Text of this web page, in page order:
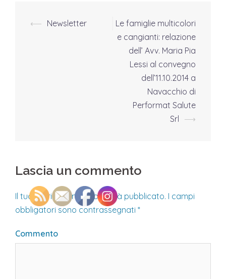
Navigazione
⟵ Newsletter
Le famiglie multicolori
e cangianti: relazione
dell’ Avv. Maria Pia
Lessi al convegno
dell’11.10.2014 a
Navacchio di
Performat Salute
Srl ⟶
Lascia un commento
Il tuo indirizzo email non sarà pubblicato. I campi
obbligatori sono contrassegnati *
Commento